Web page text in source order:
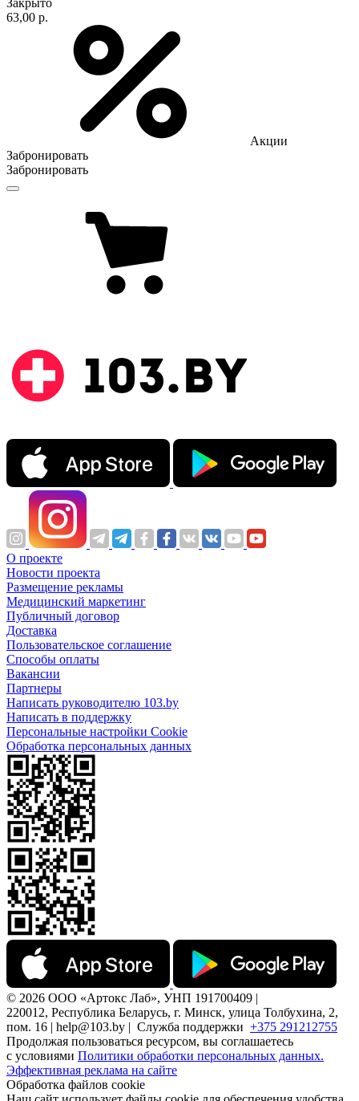
63,00 р.
Акции
Забронировать
Забронировать
О проекте
Новости проекта
Размещение рекламы
Медицинский маркетинг
Публичный договор
Доставка
Пользовательское соглашение
Способы оплаты
Вакансии
Партнеры
Написать руководителю 103.by
Написать в поддержку
Персональные настройки Cookie
Обработка персональных данных
© 2026 ООО «Артокс Лаб», УНП 191700409 |
220012, Республика Беларусь, г. Минск, улица Толбухина, 2,
пом. 16 | help@103.by | Служба поддержки +375 291212755
Продолжая пользоваться ресурсом, вы соглашаетесь
с условиями Политики обработки персональных данных.
Эффективная реклама на сайте
Обработка файлов cookie